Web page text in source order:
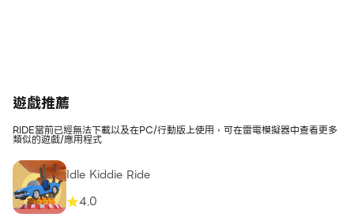
遊戲推薦
RIDE當前已經無法下載以及在PC/行動版上使用，可在雷電模擬器中查看更多
類似的遊戲/應用程式
Idle Kiddie Ride
4.0